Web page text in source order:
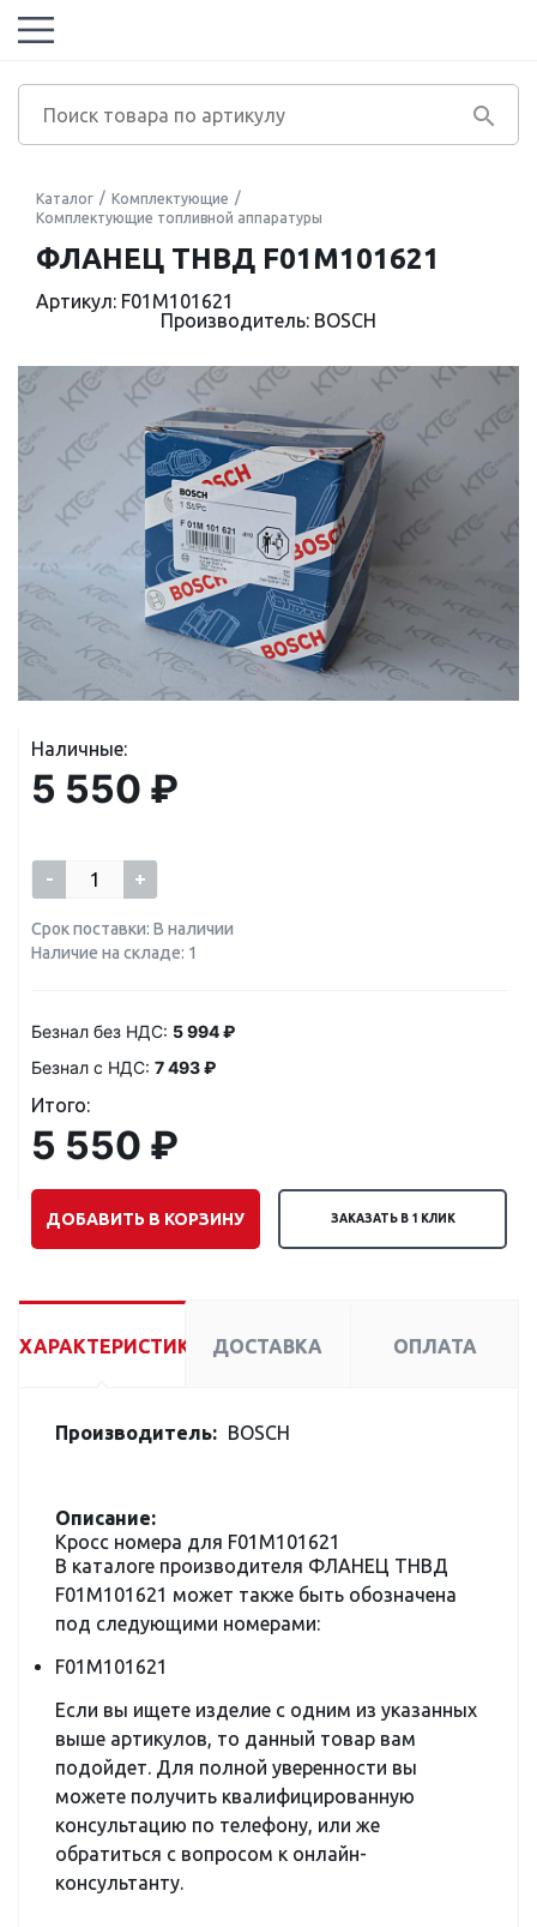
Каталог
Комплектующие
Комплектующие топливной аппаратуры
ФЛАНЕЦ ТНВД F01M101621
Артикул: F01M101621
Производитель: BOSCH
Наличные:
5 550 ₽
- +
Срок поставки: В наличии
Наличие на складе: 1
Безнал без НДС: 5 994 ₽
Безнал с НДС: 7 493 ₽
Итого:
5 550 ₽
ДОБАВИТЬ В КОРЗИНУ ЗАКАЗАТЬ В 1 КЛИК
ХАРАКТЕРИСТИКИ ДОСТАВКА ОПЛАТА
Производитель: BOSCH
Описание:
Кросс номера для F01M101621
В каталоге производителя ФЛАНЕЦ ТНВД
F01M101621 может также быть обозначена
под следующими номерами:
F01M101621
Если вы ищете изделие с одним из указанных
выше артикулов, то данный товар вам
подойдет. Для полной уверенности вы
можете получить квалифицированную
консультацию по телефону, или же
обратиться с вопросом к онлайн-
консультанту.